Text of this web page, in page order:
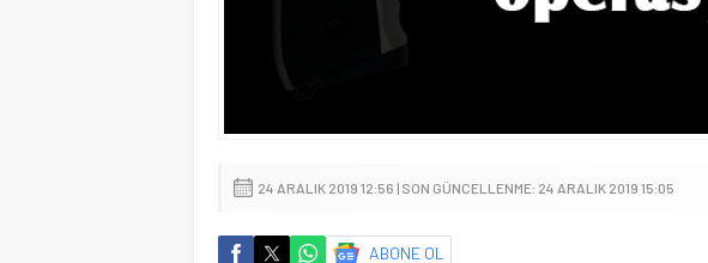
24 ARALIK 2019 12:56 | SON GÜNCELLENME: 24 ARALIK 2019 15:05
ABONE OL